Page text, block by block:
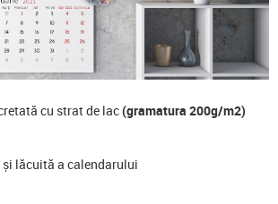
cu strat de lac(gramatura 200g/m2)
lăcuită a calendarului